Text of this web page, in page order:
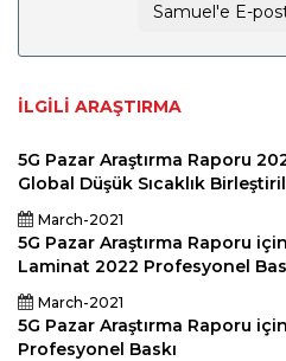
Samuel'e E-
İLGILI ARAŞTIRMA
5G Pazar Araştırma Raporu
Global Düşük Sıcaklık
March-2021
5G Pazar Araştırma Raporu
Laminat 2022 Profesyonel
March-2021
5G Pazar Araştırma Raporu
Profesyonel Baskı